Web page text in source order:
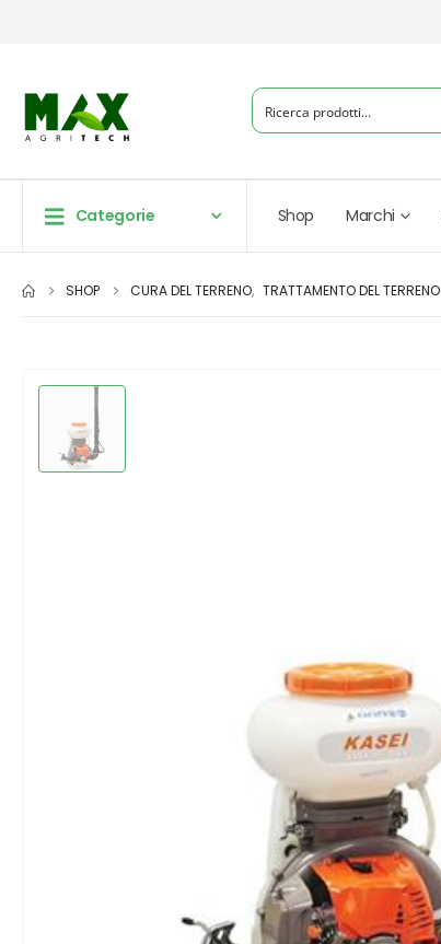
Categorie Shop Marchi
SHOP CURA DEL TERRENO, TRATTAMENTO DEL TERRENO